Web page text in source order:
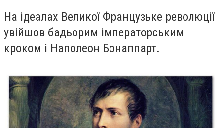
На ідеалах Великої Французьке революції
увійшов бадьорим імператорським
кроком і Наполеон Бонаппарт.